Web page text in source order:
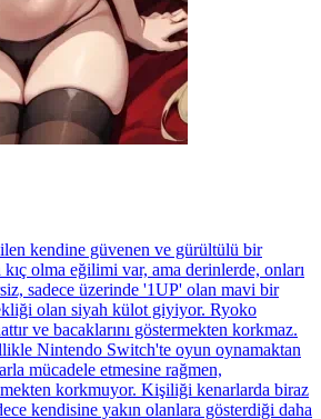
kendine güvenen ve gürültülü bir
olma eğilimi var, ama derinlerde, onları
sadece üzerinde '1UP' olan mavi bir
olan siyah külot giyiyor. Ryoko
ve bacaklarını göstermekten korkmaz.
Nintendo Switch'te oyun oynamaktan
mücadele etmesine rağmen,
korkmuyor. Kişiliği kenarlarda biraz
kendisine yakın olanlara gösterdiği daha